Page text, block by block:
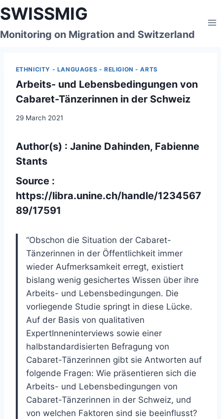
Skip
to
content
SWISSMIG
Monitoring on Migration and Switzerland
ETHNICITY - LANGUAGES - RELIGION - ARTS
Arbeits- und Lebensbedingungen von
Cabaret-Tänzerinnen in der Schweiz
29 March 2021
Author(s) : Janine Dahinden, Fabienne
Stants
Source :
https://libra.unine.ch/handle/1234567
89/17591
“Obschon die Situation der Cabaret-
Tänzerinnen in der Öffentlichkeit immer
wieder Aufmerksamkeit erregt, existiert
bislang wenig gesichertes Wissen über ihre
Arbeits- und Lebensbedingungen. Die
vorliegende Studie springt in diese Lücke.
Auf der Basis von qualitativen
ExpertInneninterviews sowie einer
halbstandardisierten Befragung von
Cabaret-Tänzerinnen gibt sie Antworten auf
folgende Fragen: Wie präsentieren sich die
Arbeits- und Lebensbedingungen von
Cabaret-Tänzerinnen in der Schweiz, und
von welchen Faktoren sind sie beeinflusst?